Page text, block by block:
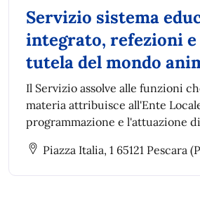
Servizio sistema
integrato, refezioni
tutela del mondo
Il Servizio assolve alle funzioni
materia attribuisce all'Ente
programmazione e l'attuazione
sostegno del diritto allo studio
Piazza Italia, 1 65121 Pescara